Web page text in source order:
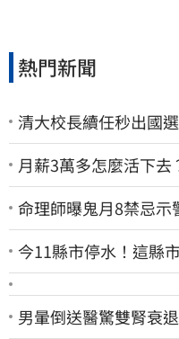
熱門新聞
清大校長續任秒出國
月薪3萬多怎麼活下
命理師曝鬼月8禁忌
今11縣市停水！這縣
男暈倒送醫驚雙腎衰